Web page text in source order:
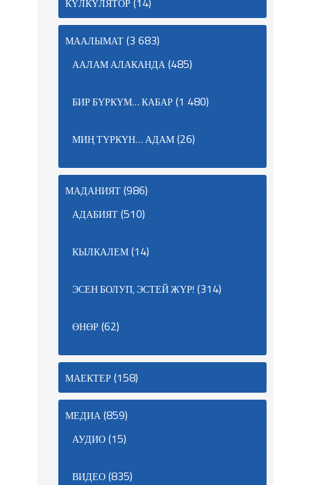
КҮЛКҮЛЯТОР
МААЛЫМАТ(3 683)
ААЛАМ АЛАКАНДА(485)
БИР БҮРКҮМ… КАБАР(1 480)
МИҢ ТҮРКҮН… АДАМ(26)
МАДАНИЯТ(986)
АДАБИЯТ(510)
КЫЛКАЛЕМ(14)
ЭСЕН БОЛУП, ЭСТЕЙ ЖҮР! (314)
ӨНӨР(62)
МАЕКТЕР(158)
МЕДИА(859)
АУДИО(15)
ВИДЕО(835)